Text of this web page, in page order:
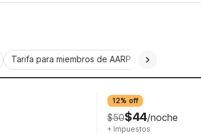
Tarifa para miembros de AARP
12% off
$50$44/noche
+ Impuestos